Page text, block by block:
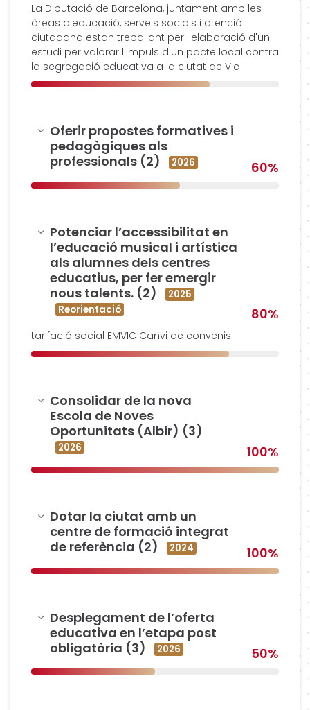
La Diputació de Barcelona, juntament amb les
àreas d'educació, serveis socials i atenció
ciutadana estan treballant per l'elaboració d'un
estudi per valorar l'impuls d'un pacte local contra
la segregació educativa a la ciutat de Vic
Amagar
Oferir propostes formatives i
pedagògiques als
professionals (2)
2026 60%
Amagar
Potenciar l’accessibilitat en
l’educació musical i artística
als alumnes dels centres
educatius, per fer emergir
nous talents. (2)
2025
Reorientació
80%
tarifació social EMVIC Canvi de convenis
Amagar
Consolidar de la nova
Escola de Noves
Oportunitats (Albir) (3)
2026 100%
Amagar
Dotar la ciutat amb un
centre de formació integrat
de referència (2)
2024 100%
Amagar
Desplegament de l’oferta
educativa en l’etapa post
obligatòria (3)
2026 50%